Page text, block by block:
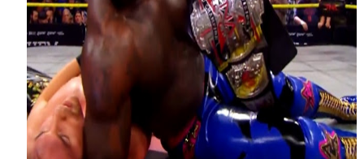
Mundial de piragüismo slalom 2026 (Oklahoma City,
Tour de Francia masculino 2026 - Tadej Pogacar
Mundial de Fórmula 1 2026 - Lando Norris consigue
Campeonato de Europa de saltos 2026 (París,